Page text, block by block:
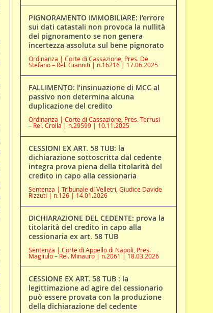
PIGNORAMENTO IMMOBILIARE: l’errore
sui dati catastali non provoca la nullità
del pignoramento se non genera
incertezza assoluta sul bene pignorato
Ordinanza | Corte di Cassazione, Pres. De
Stefano – Rel. Gianniti | n.16216 | 17.06.2025
FALLIMENTO: l’insinuazione di MCC al
passivo non determina alcuna
duplicazione del credito
Ordinanza | Corte di Cassazione, Pres. Terrusi
– Rel. Crolla | n.29599 | 10.11.2025
CESSIONI EX ART. 58 TUB: la
dichiarazione sottoscritta dal cedente
integra prova piena della titolarità del
credito in capo alla cessionaria
Sentenza | Tribunale di Velletri, Giudice Davide
Rizzuti | n.126 | 14.01.2026
DICHIARAZIONE DEL CEDENTE: prova la
titolarità del credito in capo alla
cessionaria ex art. 58 TUB
Sentenza | Corte di Appello di Napoli, Pres.
Magliulo – Rel. Minauro | n.2061 | 18.03.2026
CESSIONE EX ART. 58 TUB : la
legittimazione ad agire del cessionario
può essere provata con la produzione
della dichiarazione del cedente